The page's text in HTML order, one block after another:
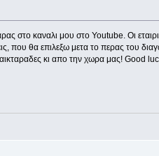
στο καναλι μου στο Youtube. Οι
που θα επιλεξω μετα το περας του
κι απο την χωρα μας! Good